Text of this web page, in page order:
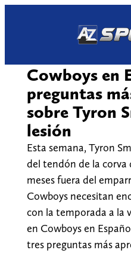
Cowboys en
preguntas
sobre Tyron
lesión
Esta semana, Tyron
del tendón de la corva
meses fuera del
Cowboys necesitan
con la temporada a la
en Cowboys en
tres preguntas más